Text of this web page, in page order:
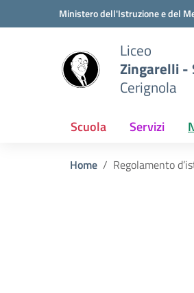
Vai ai contenuti
Vai al menu di navigazioneMinistero dell'Istruzione e del
Liceo
Zingarelli -
Cerignola
Scuola Servizi
Home Regolamento